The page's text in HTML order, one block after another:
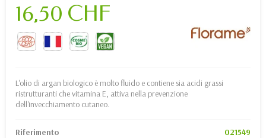
16,50 CHF
L'olio di argan biologico è molto fluido e contiene sia acidi grassi
ristrutturanti che vitamina E, attiva nella prevenzione
dell'invecchiamento cutaneo.
Riferimento 021549